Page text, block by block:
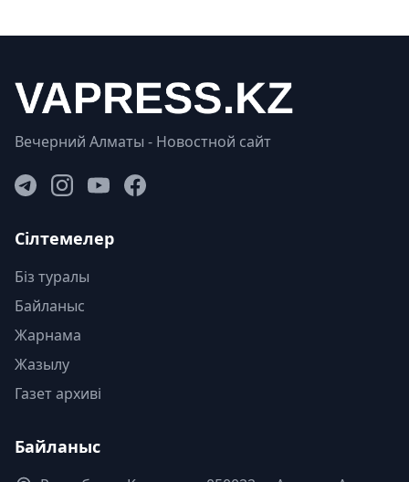
Вечерний Алматы - Новостной сайт
Сілтемелер
Біз туралы
Байланыс
Жарнама
Жазылу
Газет архиві
Байланыс